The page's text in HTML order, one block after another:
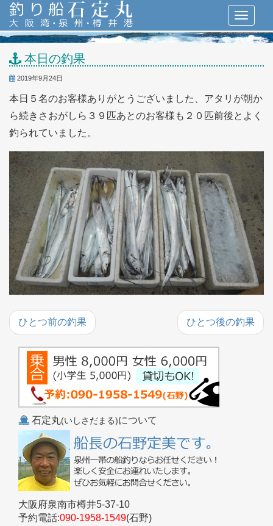
本日の釣果
2019年9月24日
本日５名のお客様ありがとうございました、アタリが朝か
ら続きさおがしら３９匹あとのお客様も２０匹前後とよく
釣られていました。
ひとつ前の釣果 ひとつ後の釣果
石定丸(いしさだまる)について
大阪府泉南市樽井5-37-10
予約電話:090-1958-1549(石野)